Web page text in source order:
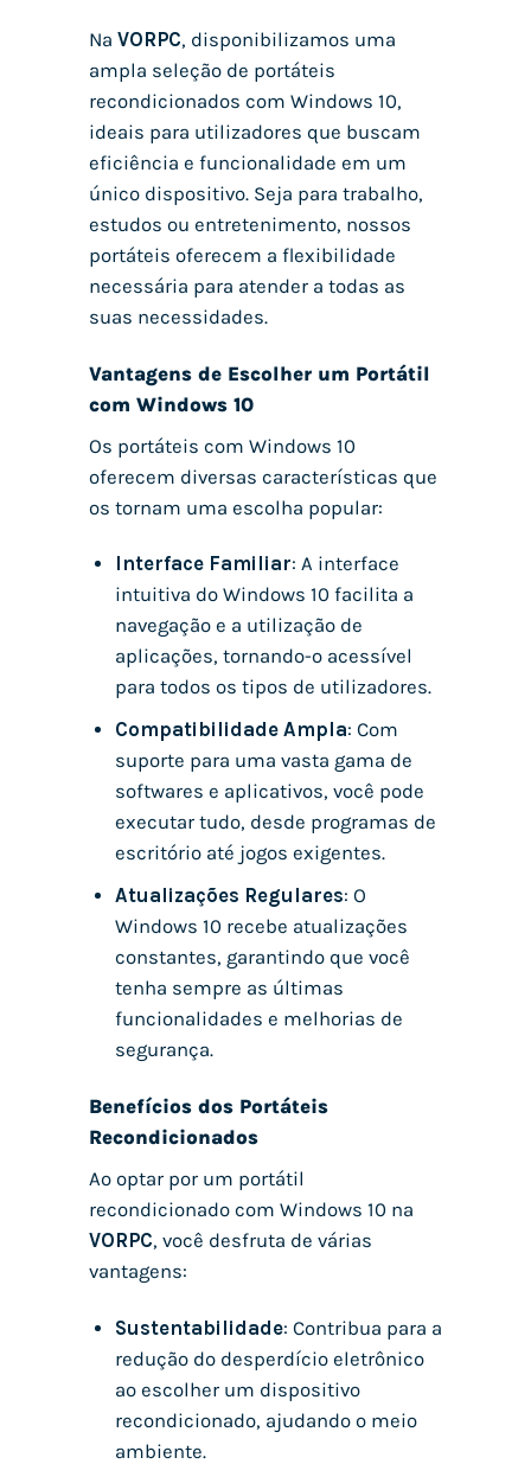
Na VORPC, disponibilizamos uma
ampla seleção de portáteis
recondicionados com Windows 10,
ideais para utilizadores que buscam
eficiência e funcionalidade em um
único dispositivo. Seja para trabalho,
estudos ou entretenimento, nossos
portáteis oferecem a flexibilidade
necessária para atender a todas as
suas necessidades.
Vantagens de Escolher um Portátil
com Windows 10
Os portáteis com Windows 10
oferecem diversas características que
os tornam uma escolha popular:
Interface Familiar: A interface
intuitiva do Windows 10 facilita a
navegação e a utilização de
aplicações, tornando-o acessível
para todos os tipos de utilizadores.
Compatibilidade Ampla: Com
suporte para uma vasta gama de
softwares e aplicativos, você pode
executar tudo, desde programas de
escritório até jogos exigentes.
Atualizações Regulares: O
Windows 10 recebe atualizações
constantes, garantindo que você
tenha sempre as últimas
funcionalidades e melhorias de
segurança.
Benefícios dos Portáteis
Recondicionados
Ao optar por um portátil
recondicionado com Windows 10 na
VORPC, você desfruta de várias
vantagens:
Sustentabilidade: Contribua para a
redução do desperdício eletrônico
ao escolher um dispositivo
recondicionado, ajudando o meio
ambiente.